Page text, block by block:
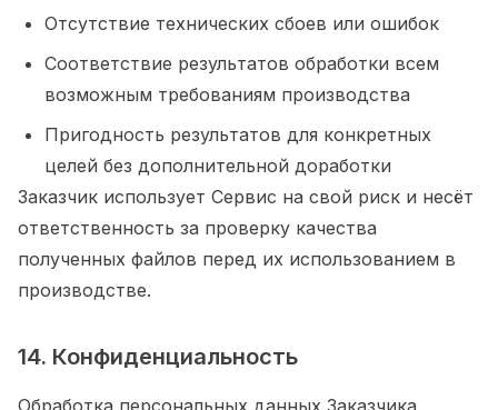
Отсутствие технических сбоев или ошибок
Соответствие результатов обработки всем
возможным требованиям производства
Пригодность результатов для конкретных
целей без дополнительной доработки
Заказчик использует Сервис на свой риск и несёт
ответственность за проверку качества
полученных файлов перед их использованием в
производстве.
14. Конфиденциальность
Обработка персональных данных Заказчика